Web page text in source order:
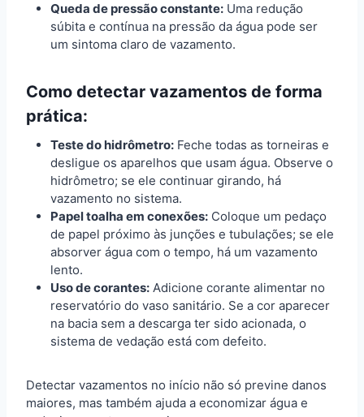
Queda de pressão constante: Uma redução
súbita e contínua na pressão da água pode ser
um sintoma claro de vazamento.
Como detectar vazamentos de forma
prática:
Teste do hidrômetro: Feche todas as torneiras e
desligue os aparelhos que usam água. Observe o
hidrômetro; se ele continuar girando, há
vazamento no sistema.
Papel toalha em conexões: Coloque um pedaço
de papel próximo às junções e tubulações; se ele
absorver água com o tempo, há um vazamento
lento.
Uso de corantes: Adicione corante alimentar no
reservatório do vaso sanitário. Se a cor aparecer
na bacia sem a descarga ter sido acionada, o
sistema de vedação está com defeito.
Detectar vazamentos no início não só previne danos
maiores, mas também ajuda a economizar água e